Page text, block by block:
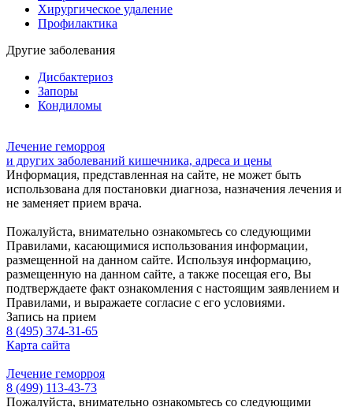
Хирургическое удаление
Профилактика
Другие заболевания
Дисбактериоз
Запоры
Кондиломы
Лечение геморроя
и других заболеваний кишечника, адреса и цены
Информация, представленная на сайте, не может быть
использована для постановки диагноза, назначения лечения и
не заменяет прием врача.
Пожалуйста, внимательно ознакомьтесь со следующими
Правилами, касающимися использования информации,
размещенной на данном сайте. Используя информацию,
размещенную на данном сайте, а также посещая его, Вы
подтверждаете факт ознакомления с настоящим заявлением и
Правилами, и выражаете согласие с его условиями.
Запись на прием
8 (495) 374-31-65
Карта сайта
Лечение геморроя
8 (499) 113-43-73
Пожалуйста, внимательно ознакомьтесь со следующими